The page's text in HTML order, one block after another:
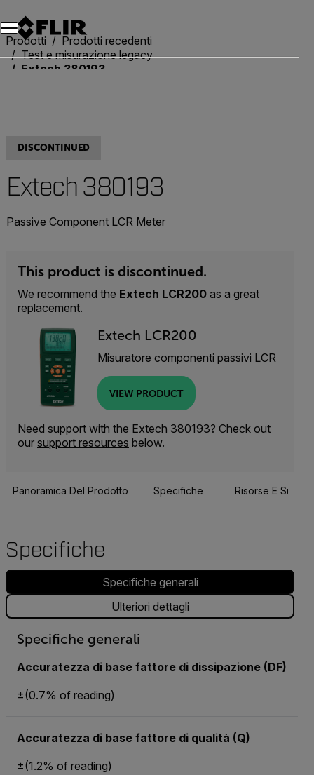
Unread messages
Modello
Rimuovi
articoli
articolo
Aggiungi al carrello
Aggiunto al carrello
Prodotti
Prodotti recedenti
Test e misurazione legacy
Extech 380193
DISCONTINUED
Extech 380193
Passive Component LCR Meter
This product is discontinued.
We recommend the Extech LCR200 as a great
replacement.
Extech LCR200
Misuratore componenti passivi LCR
VIEW PRODUCT
Need support with the Extech 380193? Check out
our support resources below.
Panoramica Del Prodotto Specifiche Risorse E
Specifiche
Specifiche generali
Ulteriori dettagli
Specifiche generali
Accuratezza di base fattore di dissipazione (DF)
±(0.7% of reading)
Accuratezza di base fattore di qualità (Q)
±(1.2% of reading)